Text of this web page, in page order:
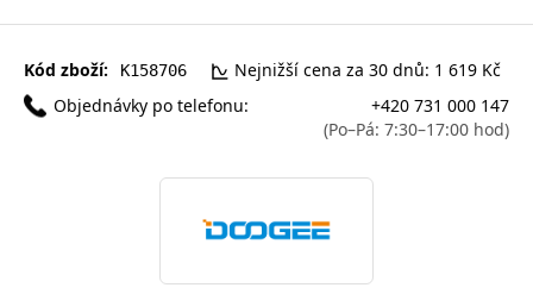
Kód zboží: K158706
Nejnižší cena za 30 dnů: 1 619 Kč
Objednávky po telefonu:
+420 731 000 147
(Po–Pá: 7:30–17:00 hod)